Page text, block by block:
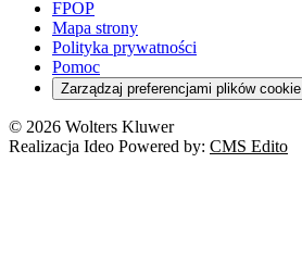
FPOP
Mapa strony
Polityka prywatności
Pomoc
Zarządzaj preferencjami plików cookie
© 2026 Wolters Kluwer
Realizacja Ideo Powered by: CMS Edito